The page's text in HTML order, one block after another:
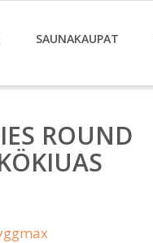
SAUNAKAUPAT
ROUND